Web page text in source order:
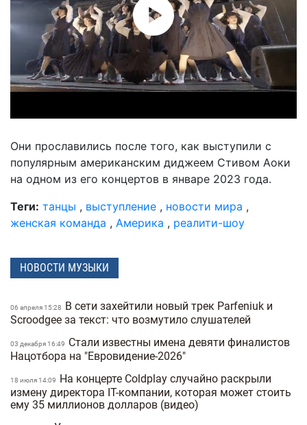
Они прославились после того, как выступили с
популярным американским диджеем Стивом Аоки
на одном из его концертов в январе 2023 года.
Теги: танцы , выступление , новости мира ,
женская команда , Америка , реалити-шоу
НОВОСТИ МУЗЫКИ
06 апреля 15:28
В сети захейтили новый трек Parfeniuk и
Scroodgee за текст: что возмутило слушателей
03 декабря 16:49
Стали известны имена девяти финалистов
Нацотбора на "Евровидение-2026"
18 июля 14:09
На концерте Coldplay случайно раскрыли
измену директора IT-компании, которая может стоить
ему 35 миллионов долларов (видео)